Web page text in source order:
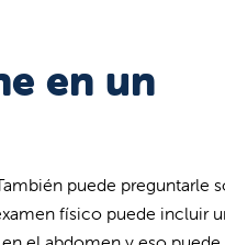
en un
puede preguntarle
físico puede incluir